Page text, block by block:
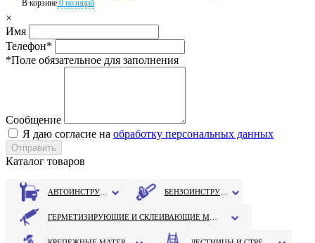
В корзине 0 позиций
×
Имя
Телефон*
*Поле обязательное для заполнения
Сообщение
Я даю согласие на обработку персональных данных
Каталог товаров